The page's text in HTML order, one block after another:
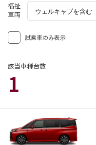
詳しくはこちら
カローラスポーツ 一部改良
カローラスポーツは茨城トヨタから。
2026-07-06
福祉
車両
試乗車のみ表示
該当車種台数
1